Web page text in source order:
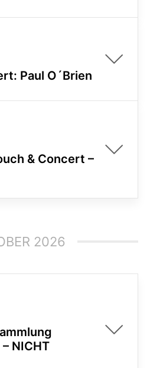
Paul O´Brien
& Concert –
2026
NICHT